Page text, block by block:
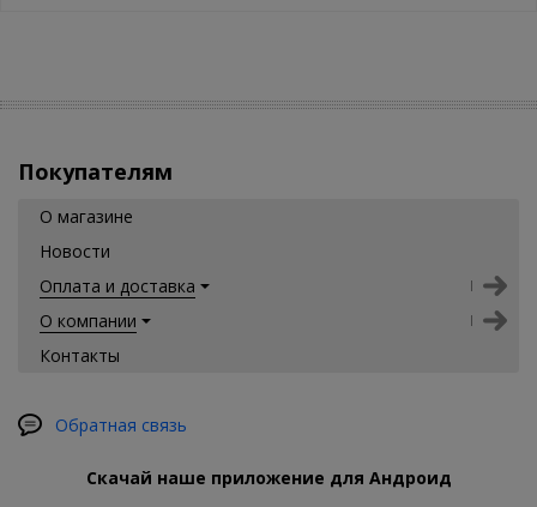
Покупателям
О магазине
Новости
Оплата и доставка
О компании
Контакты
Обратная связь
Скачай наше приложение для Андроид